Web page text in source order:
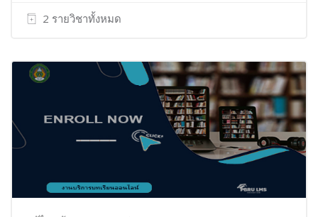
2 รายวิชาทั้งหมด